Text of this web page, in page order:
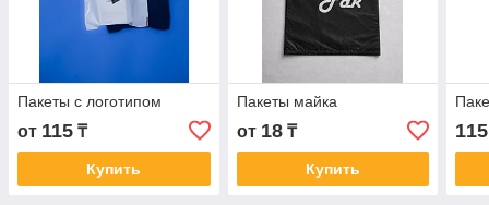
Пакеты с логотипом
от 115 ₸
Купить
Пакеты майка
от 18₸
Купить
115